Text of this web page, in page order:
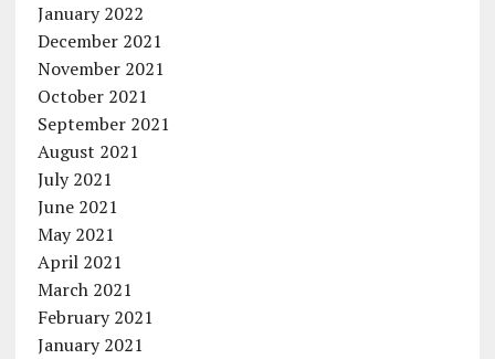
January 2022
December 2021
November 2021
October 2021
September 2021
August 2021
July 2021
June 2021
May 2021
April 2021
March 2021
February 2021
January 2021